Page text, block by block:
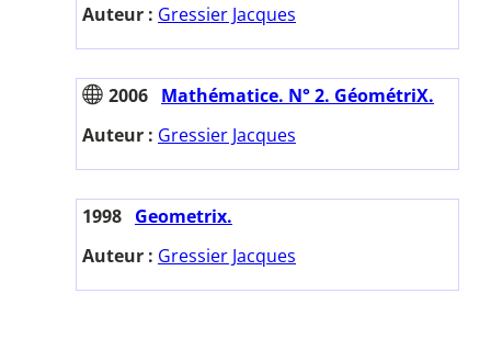
Auteur : Gressier Jacques
2006 Mathématice. N° 2. GéométriX.
Auteur : Gressier Jacques
1998 Geometrix.
Auteur : Gressier Jacques